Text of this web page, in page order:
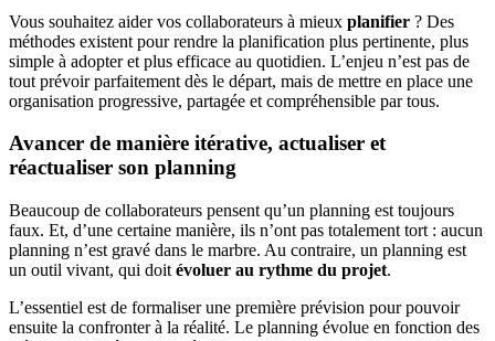
Vous souhaitez aider vos collaborateurs à mieux planifier ? Des
méthodes existent pour rendre la planification plus pertinente, plus
simple à adopter et plus efficace au quotidien. L’enjeu n’est pas de
tout prévoir parfaitement dès le départ, mais de mettre en place une
organisation progressive, partagée et compréhensible par tous.
Avancer de manière itérative, actualiser et
réactualiser son planning
Beaucoup de collaborateurs pensent qu’un planning est toujours
faux. Et, d’une certaine manière, ils n’ont pas totalement tort : aucun
planning n’est gravé dans le marbre. Au contraire, un planning est
un outil vivant, qui doit évoluer au rythme du projet.
L’essentiel est de formaliser une première prévision pour pouvoir
ensuite la confronter à la réalité. Le planning évolue en fonction des